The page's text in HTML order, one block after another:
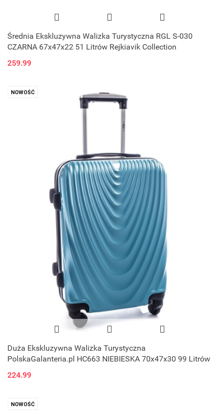
Średnia Ekskluzywna Walizka Turystyczna RGL S-030
CZARNA 67x47x22 51 Litrów Rejkiavik Collection
259.99
NOWOŚĆ
Duża Ekskluzywna Walizka Turystyczna
PolskaGalanteria.pl HC663 NIEBIESKA 70x47x30 99 Litrów
224.99
NOWOŚĆ